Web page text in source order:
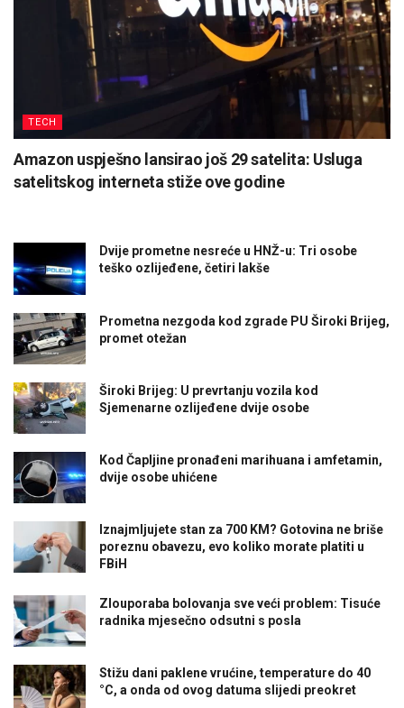
TECH
Amazon uspješno lansirao još 29 satelita: Usluga
satelitskog interneta stiže ove godine
Dvije prometne nesreće u HNŽ-u: Tri osobe
teško ozlijeđene, četiri lakše
Prometna nezgoda kod zgrade PU Široki Brijeg,
promet otežan
Široki Brijeg: U prevrtanju vozila kod
Sjemenarne ozlijeđene dvije osobe
Kod Čapljine pronađeni marihuana i amfetamin,
dvije osobe uhićene
Iznajmljujete stan za 700 KM? Gotovina ne briše
poreznu obavezu, evo koliko morate platiti u
FBiH
Zlouporaba bolovanja sve veći problem: Tisuće
radnika mjesečno odsutni s posla
Stižu dani paklene vrućine, temperature do 40
°C, a onda od ovog datuma slijedi preokret